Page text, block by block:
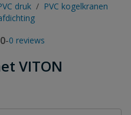
druk / PVC kogelkranen
-0 reviews
VITON